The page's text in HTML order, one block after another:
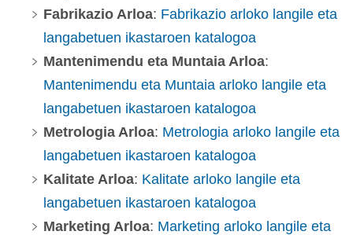
Fabrikazio Arloa: Fabrikazio arloko langile eta
langabetuen ikastaroen katalogoa
Mantenimendu eta Muntaia Arloa:
Mantenimendu eta Muntaia arloko langile eta
langabetuen ikastaroen katalogoa
Metrologia Arloa: Metrologia arloko langile eta
langabetuen ikastaroen katalogoa
Kalitate Arloa: Kalitate arloko langile eta
langabetuen ikastaroen katalogoa
Marketing Arloa: Marketing arloko langile eta